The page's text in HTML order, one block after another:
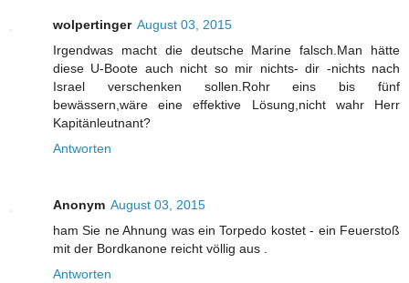
wolpertinger August 03, 2015
Irgendwas macht die deutsche Marine falsch.Man hätte
diese U-Boote auch nicht so mir nichts- dir -nichts nach
Israel verschenken sollen.Rohr eins bis fünf
bewässern,wäre eine effektive Lösung,nicht wahr Herr
Kapitänleutnant?
Antworten
Anonym August 03, 2015
ham Sie ne Ahnung was ein Torpedo kostet - ein Feuerstoß
mit der Bordkanone reicht völlig aus .
Antworten